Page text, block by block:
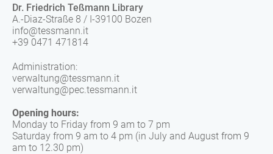
Dr. Friedrich Teßmann Library
A.-Diaz-Straße 8 / I-39100 Bozen
info@tessmann.it
+39 0471 471814
Administration:
verwaltung@tessmann.it
verwaltung@pec.tessmann.it
Opening hours:
Monday to Friday from 9 am to 7 pm
Saturday from 9 am to 4 pm (in July and August from 9
am to 12.30 pm)